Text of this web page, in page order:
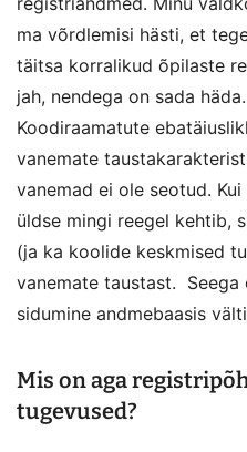
ma võrdlemisi hästi, et
täitsa korralikud õpilaste
jah, nendega on sada
Koodiraamatute
vanemate
vanemad ei ole seotud.
üldse mingi reegel kehtib,
(ja ka koolide keskmised
vanemate taustast. Seega
sidumine andmebaasis
Mis on aga
tugevused?